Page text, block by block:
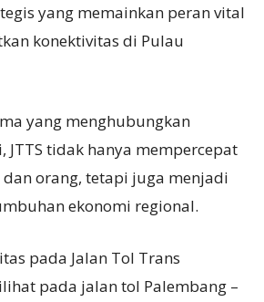
yang memainkan peran vital
konektivitas di Pulau
yang menghubungkan
JTTS tidak hanya mempercepat
orang, tetapi juga menjadi
ekonomi regional.
pada Jalan Tol Trans
pada jalan tol Palembang –